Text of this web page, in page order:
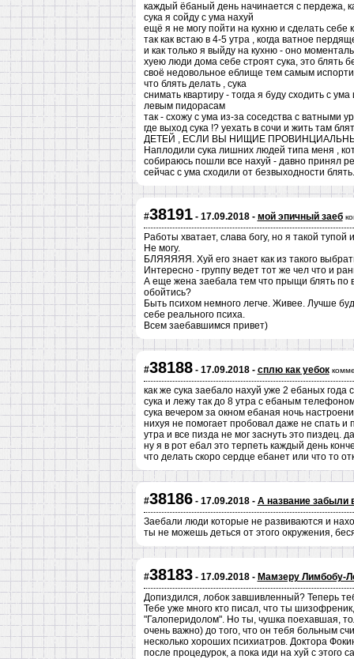
каждый ёбаный день начинается с пердежа,
сука я сойду с ума нахуй
ещё я не могу пойти на кухню и сделать себе
так как встаю в 4-5 утра , когда ватное
и как только я выйду на кухню - оно
хуею люди дома себе строят сука, это блять
своё недовольное еблище тем самым
что блять делать , сука
снимать квартиру - тогда я буду сходить с
левым пидорасам
так - схожу с ума из-за соседства с ватными
где выход сука !? уехать в сочи и жить
ДЕТЕЙ , ЕСЛИ ВЫ НИЩИЕ
Наплодили сука лишних людей типа меня ,
собираюсь пошли все нахуй - давно принял
сейчас с ума сходили от безвыходности
#38191- 17.09.2018 - мой эпичный заеб
Работы хватает, слава богу, но я такой
Не могу.
БЛЯЯЯЯЯ. Хуй его знает как из такого
Интересно - группу ведет тот же чел что и
А еще жена заебала тем что прыщи блять по
обойтись?
Быть психом немного легче. Живее. Лучше
себе реального психа.
Всем заебавшимся привет)
#38188- 17.09.2018 - сплю как уебок
как же сука заебало нахуй уже 2 ебаных
сука и лежу так до 8 утра с ебаным
сука вечером за окном ебаная ночь
нихуя не помогает пробовал даже не спать
утра и все пизда не мог заснуть это пиздец.
ну я в рот ебал это терпеть каждый день
что делать скоро сердце ебанет или что то
#38186- 17.09.2018 - А название забыли
Заебали люди которые не развиваются и
ты не можешь деться от этого окружения,
#38183- 17.09.2018 - Мамзеру Лимбобу-
Допиздился, лобок завшивленный? Теперь
Тебе уже много кто писал, что ты
"Галоперидолом". Но ты, чушка поехавшая,
очень важно) до того, что он тебя больным
несколько хороших психиатров. Доктора
после процедурок, а пока иди на хуй с этого